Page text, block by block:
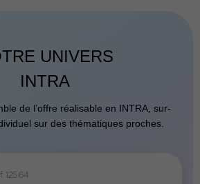
UNIVERS
INTRA
de l’offre réalisable en INTRA, sur-
sur des thématiques proches.
12564